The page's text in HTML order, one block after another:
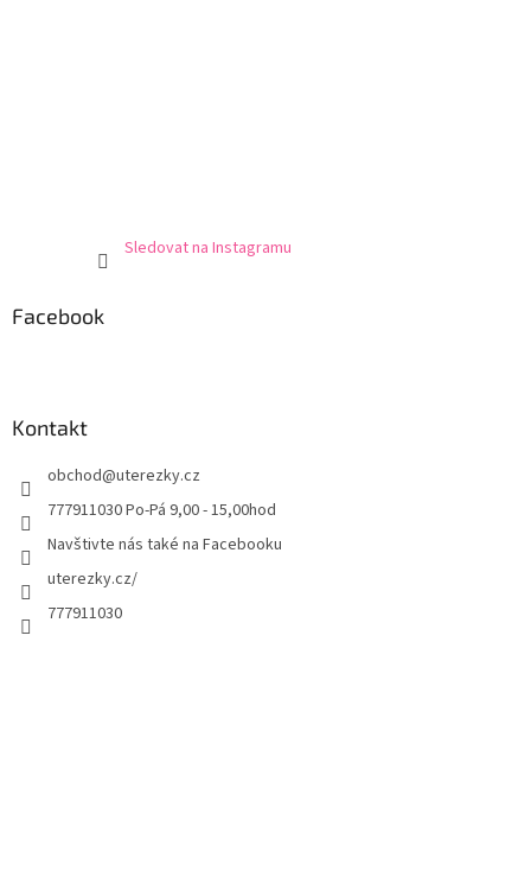
Sledovat na Instagramu
Facebook
Kontakt
obchod@uterezky.cz
777911030 Po-Pá 9,00 - 15,00hod
Navštivte nás také na Facebooku
uterezky.cz/
777911030